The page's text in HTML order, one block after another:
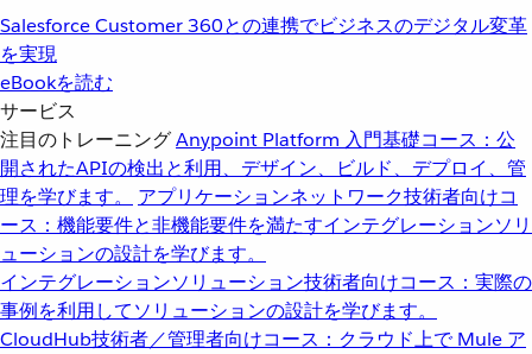
Salesforce Customer 360との連携でビジネスのデジタル変革
を実現
eBookを読む
サービス
注目のトレーニングAnypoint Platform 入門基礎コース：公
開されたAPIの検出と利用、デザイン、ビルド、デプロイ、管
理を学びます。
アプリケーションネットワーク技術者向けコ
ース：機能要件と非機能要件を満たすインテグレーションソリ
ューションの設計を学びます。
インテグレーションソリューション技術者向けコース：実際の
事例を利用してソリューションの設計を学びます。
CloudHub技術者／管理者向けコース：クラウド上で Mule ア